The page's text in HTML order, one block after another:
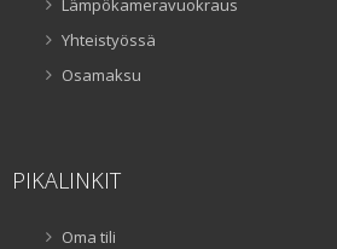
Lämpökameravuokraus
Yhteistyössä
Osamaksu
PIKALINKIT
Oma tili